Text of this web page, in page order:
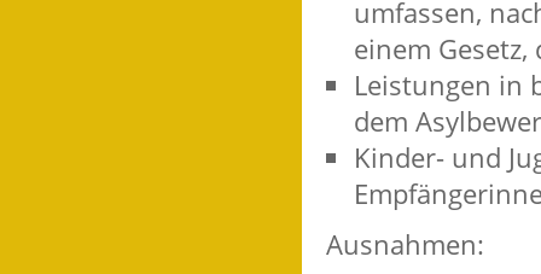
umfassen,
einem
Leistungen in
dem
Kinder- und
Ausnahmen: